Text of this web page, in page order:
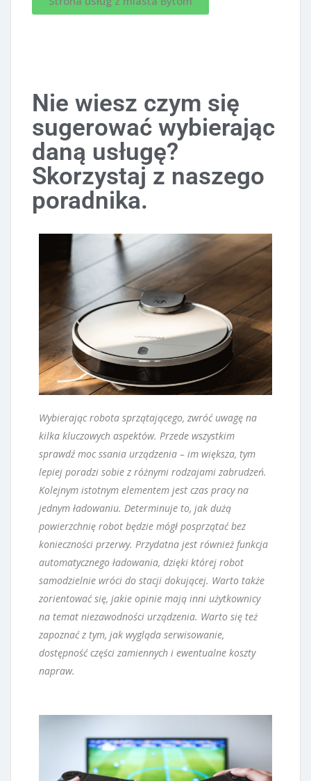
Nie wiesz czym się
sugerować wybierając
daną usługę?
Skorzystaj z naszego
poradnika.
Wybierając robota sprzątającego, zwróć uwagę na
kilka kluczowych aspektów. Przede wszystkim
sprawdź moc ssania urządzenia – im większa, tym
lepiej poradzi sobie z różnymi rodzajami zabrudzeń.
Kolejnym istotnym elementem jest czas pracy na
jednym ładowaniu. Determinuje to, jak dużą
powierzchnię robot będzie mógł posprzątać bez
konieczności przerwy. Przydatna jest również funkcja
automatycznego ładowania, dzięki której robot
samodzielnie wróci do stacji dokującej. Warto także
zorientować się, jakie opinie mają inni użytkownicy
na temat niezawodności urządzenia. Warto się też
zapoznać z tym, jak wygląda serwisowanie,
dostępność części zamiennych i ewentualne koszty
napraw.